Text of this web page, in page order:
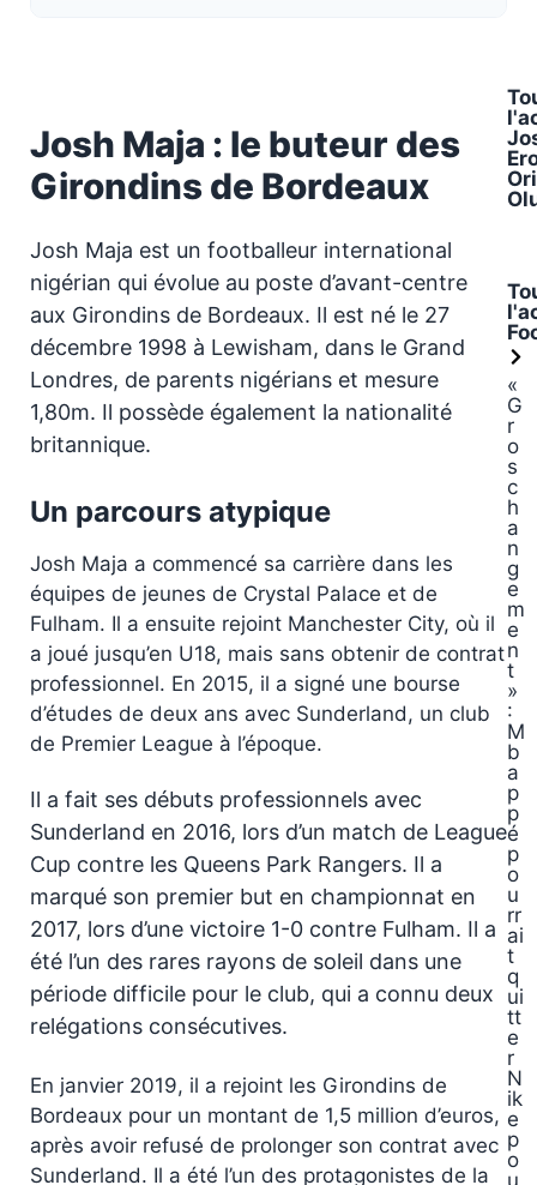
Josh Maja : le buteur des
Girondins de Bordeaux
Josh Maja est un footballeur international
nigérian qui évolue au poste d’avant-centre
aux Girondins de Bordeaux. Il est né le 27
décembre 1998 à Lewisham, dans le Grand
Londres, de parents nigérians et mesure
1,80m. Il possède également la nationalité
britannique.
Un parcours atypique
Josh Maja a commencé sa carrière dans les
équipes de jeunes de Crystal Palace et de
Fulham. Il a ensuite rejoint Manchester City, où il
a joué jusqu’en U18, mais sans obtenir de contrat
professionnel. En 2015, il a signé une bourse
d’études de deux ans avec Sunderland, un club
de Premier League à l’époque.
Il a fait ses débuts professionnels avec
Sunderland en 2016, lors d’un match de League
Cup contre les Queens Park Rangers. Il a
marqué son premier but en championnat en
2017, lors d’une victoire 1-0 contre Fulham. Il a
été l’un des rares rayons de soleil dans une
période difficile pour le club, qui a connu deux
relégations consécutives.
En janvier 2019, il a rejoint les Girondins de
Bordeaux pour un montant de 1,5 million d’euros,
après avoir refusé de prolonger son contrat avec
Sunderland. Il a été l’un des protagonistes de la
«
G
r
o
s
c
h
a
n
g
e
m
e
n
t
»
:
M
b
a
p
p
é
p
o
u
rr
ai
t
q
ui
tt
e
r
N
ik
e
p
o
u